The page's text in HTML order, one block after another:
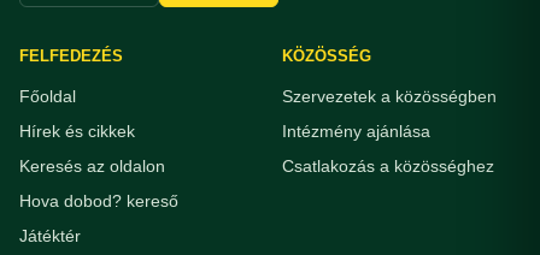
FELFEDEZÉS
Főoldal
Hírek és cikkek
Keresés az oldalon
Hova dobod? kereső
Játéktér
KÖZÖSSÉG
Szervezetek a közösségben
Intézmény ajánlása
Csatlakozás a közösséghez